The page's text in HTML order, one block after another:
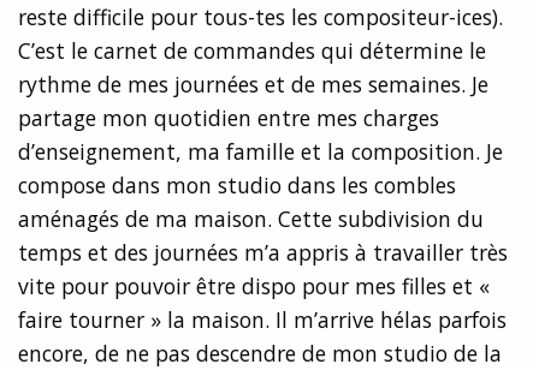
reste difficile pour tous-tes les compositeur-ices).
C’est le carnet de commandes qui détermine le
rythme de mes journées et de mes semaines. Je
partage mon quotidien entre mes charges
d’enseignement, ma famille et la composition. Je
compose dans mon studio dans les combles
aménagés de ma maison. Cette subdivision du
temps et des journées m’a appris à travailler très
vite pour pouvoir être dispo pour mes filles et «
faire tourner » la maison. Il m’arrive hélas parfois
encore, de ne pas descendre de mon studio de la